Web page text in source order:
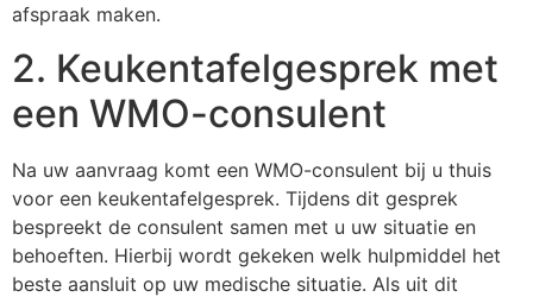
afspraak maken.
2. Keukentafelgesprek met
een WMO-consulent
Na uw aanvraag komt een WMO-consulent bij u thuis
voor een keukentafelgesprek. Tijdens dit gesprek
bespreekt de consulent samen met u uw situatie en
behoeften. Hierbij wordt gekeken welk hulpmiddel het
beste aansluit op uw medische situatie. Als uit dit